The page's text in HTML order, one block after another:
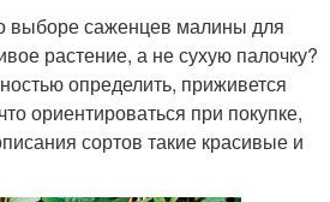
выборе саженцев малины для
растение, а не сухую палочку?
определить, приживется
ориентироваться при покупке,
сортов такие красивые и